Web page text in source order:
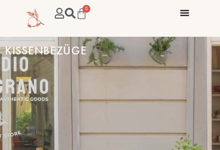
0
KISSENBEZÜGE